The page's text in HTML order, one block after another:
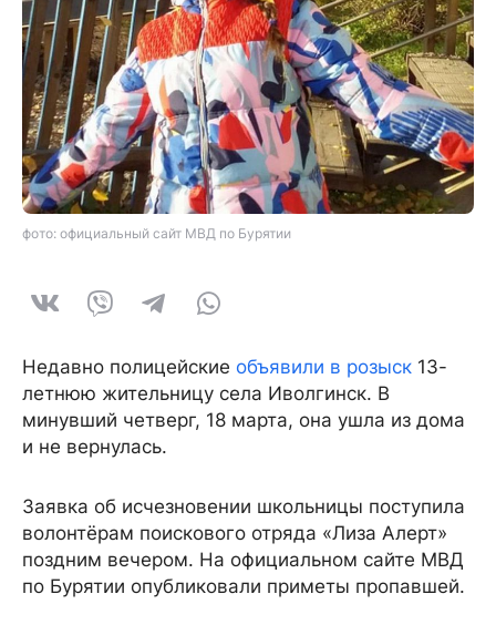
фото: официальный сайт МВД по Бурятии
Недавно полицейские объявили в розыск 13-
летнюю жительницу села Иволгинск. В
минувший четверг, 18 марта, она ушла из дома
и не вернулась.
Заявка об исчезновении школьницы поступила
волонтёрам поискового отряда «Лиза Алерт»
поздним вечером. На официальном сайте МВД
по Бурятии опубликовали приметы пропавшей.